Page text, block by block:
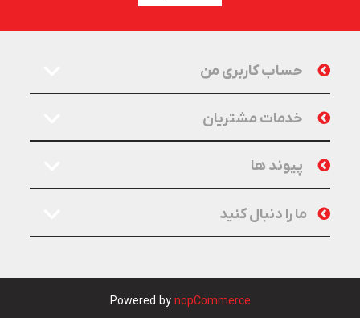
حساب کاربری من
خدمات مشتریان
پیوند ها
ما را دنبال کنید
Powered by nopCommerce